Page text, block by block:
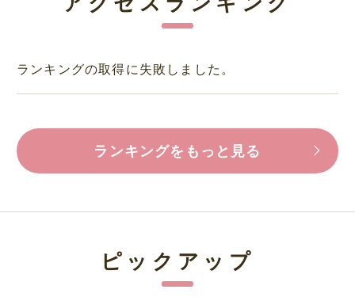
ランキングの取得に失敗しました。
ランキングをもっと見る
ピックアップ